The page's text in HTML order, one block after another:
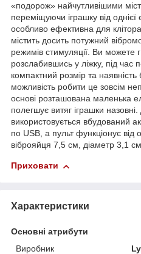
«подорож» найчутливішими
переміщуючи іграшку від
особливо ефективна для
містить досить потужний
режимів стимуляції. Ви можете
розслабившись у ліжку, під час
компактний розмір та
можливість робити це зовсім
основі розташована маленька
полегшує витяг іграшки
використовується вбудований
по USB, а пульт функціонує від
віброяйця 7,5 см, діаметр 3,1
Приховати
Характеристики
Основні атрибути
Виробник